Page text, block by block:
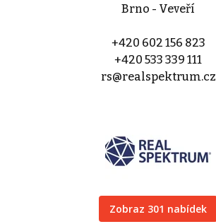
Brno - Veveří
+420 602 156 823
+420 533 339 111
rs@realspektrum.cz
Zobraz 301 nabídek